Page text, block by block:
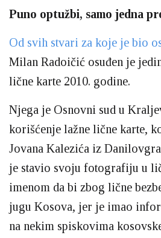
Puno optužbi, samo jedna
Od svih stvari za koje je bio
Milan Radoičić osuđen je
lične karte 2010. godine.
Njega je Osnovni sud u
korišćenje lažne lične karte,
Jovana Kalezića iz
je stavio svoju fotografiju u
imenom da bi zbog lične
jugu Kosova, jer je imao
na nekim spiskovima